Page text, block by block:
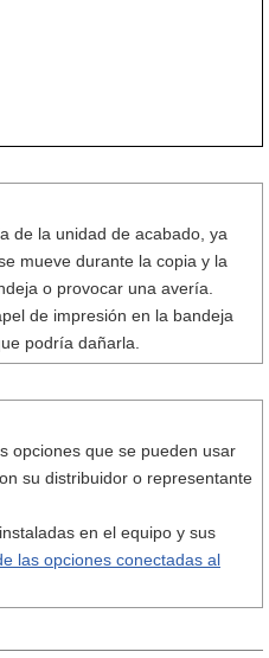
de la unidad de acabado, ya
mueve durante la copia y la
o provocar una avería.
de impresión en la bandeja
podría dañarla.
opciones que se pueden usar
su distribuidor o representante
en el equipo y sus
las opciones conectadas al